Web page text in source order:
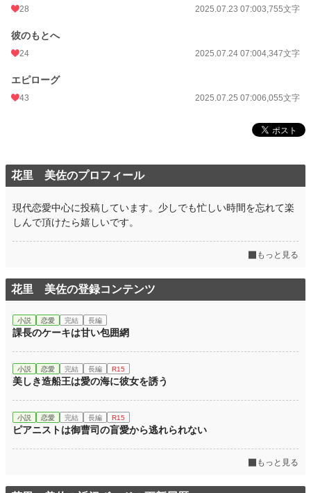
28 2025.07.23 07:003,755文字
彼のもとへ
24 2025.07.24 07:004,347文字
エピローグ
43 2025.07.25 07:006,055文字
花里 美佐のプロフィール
現代恋愛中心に投稿しています。少しでも忙しい時間を忘れて楽
しんで頂けたら嬉しいです。
もっと見る
花里 美佐の登録コンテンツ
小説 恋愛 完結 長編
課長のケーキは甘い包囲網
小説 恋愛 完結 長編 R15
美しき造船王は愛の海に彼女を誘う
小説 恋愛 完結 長編 R15
ピアニストは御曹司の盲愛から逃れられない
もっと見る